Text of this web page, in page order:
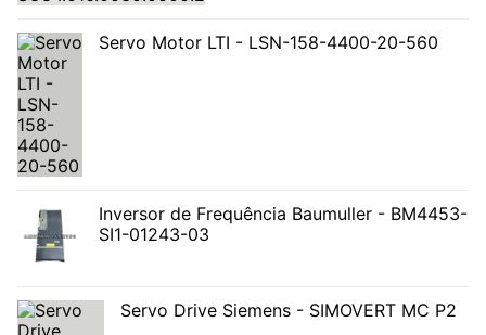
Servo Motor LTI - LSN-158-4400-20-560
Inversor de Frequência Baumuller - BM4453-
SI1-01243-03
Servo Drive Siemens - SIMOVERT MC P2